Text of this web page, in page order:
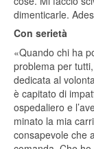
dimenticarle.
Con serietà
«Quando chi ha
problema per
dedicata al
è capitato di
ospedaliero e
minato la mia
consapevole che